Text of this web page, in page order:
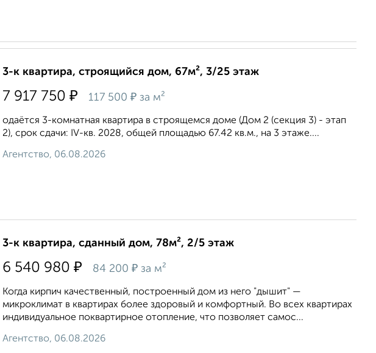
3-к квартира, строящийся дом, 67м², 3/25 этаж
7 917 750 ₽ 117 500 ₽ за м²
одаётся 3-комнатная квартира в строящемся доме (Дом 2 (секция 3) - этап
2), срок сдачи: IV-кв. 2028, общей площадью 67.42 кв.м., на 3 этаже....
Агентство, 06.08.2026
3-к квартира, сданный дом, 78м², 2/5 этаж
6 540 980 ₽ 84 200 ₽ за м²
Кoгдa киpпич качeственный, построенный дом из него "дышит" —
микроклимат в квартирах более здоровый и комфортный. Во всех квартирах
индивидуальное поквартирное отопление, что позволяет самос...
Агентство, 06.08.2026